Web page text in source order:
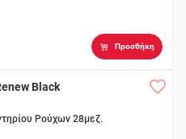
Προσθήκη
Black
Ρούχων 28μεζ.